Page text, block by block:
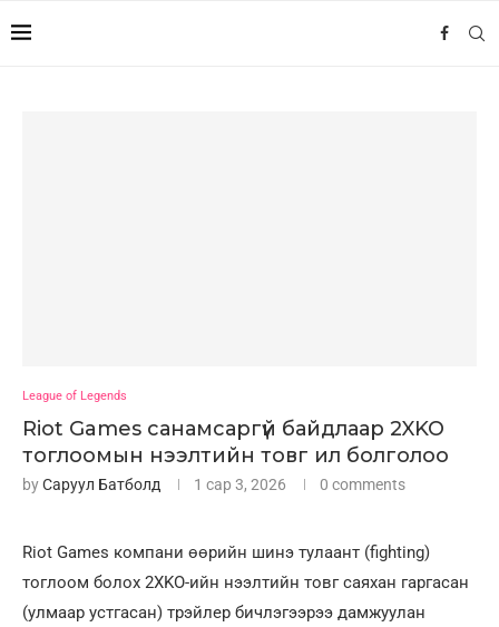
League of Legends
Riot Games санамсаргүй байдлаар 2XKO
тоглоомын нээлтийн товг ил болголоо
byСаруул Батболд 1 сар 3, 2026 0 comments
Riot Games компани өөрийн шинэ тулаант (fighting)
тоглоом болох 2XKO-ийн нээлтийн товг саяхан гаргасан
(улмаар устгасан) трэйлер бичлэгээрээ дамжуулан